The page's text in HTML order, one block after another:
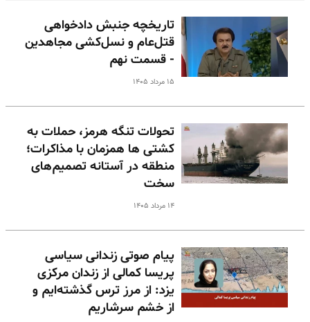
تاریخچه جنبش دادخواهی
قتل‌عام و نسل‌کشی مجاهدین
- قسمت نهم
۱۵ مرداد ۱۴۰۵
تحولات تنگه هرمز، حملات به
کشتی ها همزمان با مذاکرات؛
منطقه در آستانه تصمیم‌های
سخت
۱۴ مرداد ۱۴۰۵
پیام صوتی زندانی سیاسی
پریسا کمالی از زندان مرکزی
یزد: از مرز ترس گذشته‌ایم و
از خشم سرشاریم